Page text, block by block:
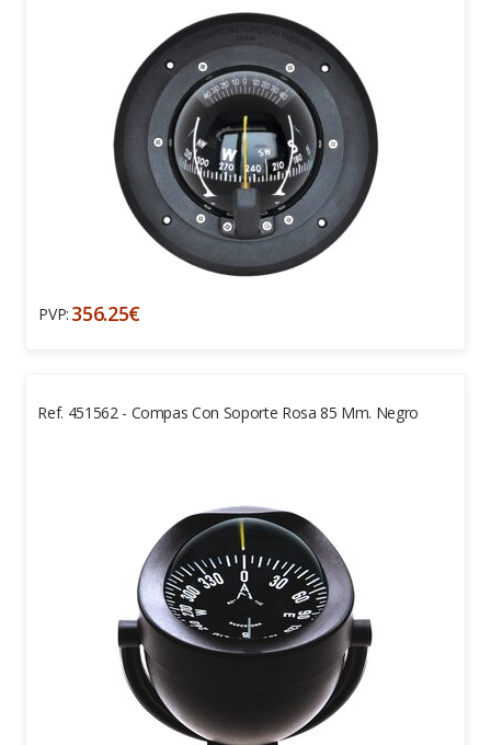
PVP: 356.25€
Ref. 451562 - Compas Con Soporte Rosa 85 Mm. Negro